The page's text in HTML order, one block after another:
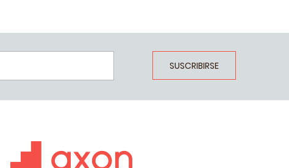
SUSCRIBIRSE